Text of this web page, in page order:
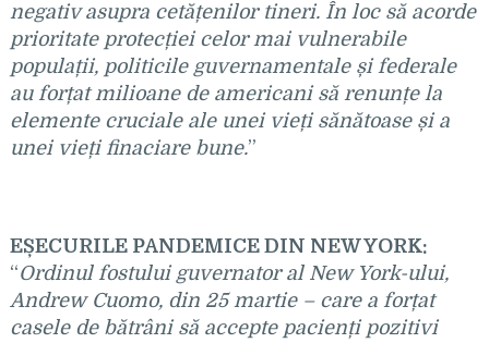
negativ asupra cetățenilor tineri. În loc să acorde
prioritate protecției celor mai vulnerabile
populații, politicile guvernamentale și federale
au forțat milioane de americani să renunțe la
elemente cruciale ale unei vieți sănătoase și a
unei vieți finaciare bune.”
EȘECURILE PANDEMICE DIN NEW YORK:
“Ordinul fostului guvernator al New York-ului,
Andrew Cuomo, din 25 martie – care a forțat
casele de bătrâni să accepte pacienți pozitivi